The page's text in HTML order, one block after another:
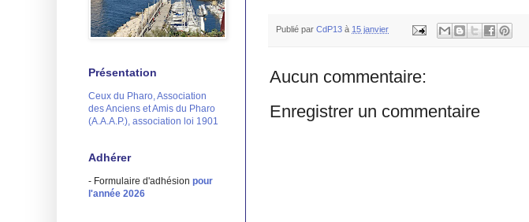
Publié par CdP13 à 15 janvier
Aucun commentaire:
Enregistrer un commentaire
Présentation
Ceux du Pharo, Association
des Anciens et Amis du Pharo
(A.A.A.P.), association loi 1901
Adhérer
- Formulaire d'adhésion pour
l'année 2026